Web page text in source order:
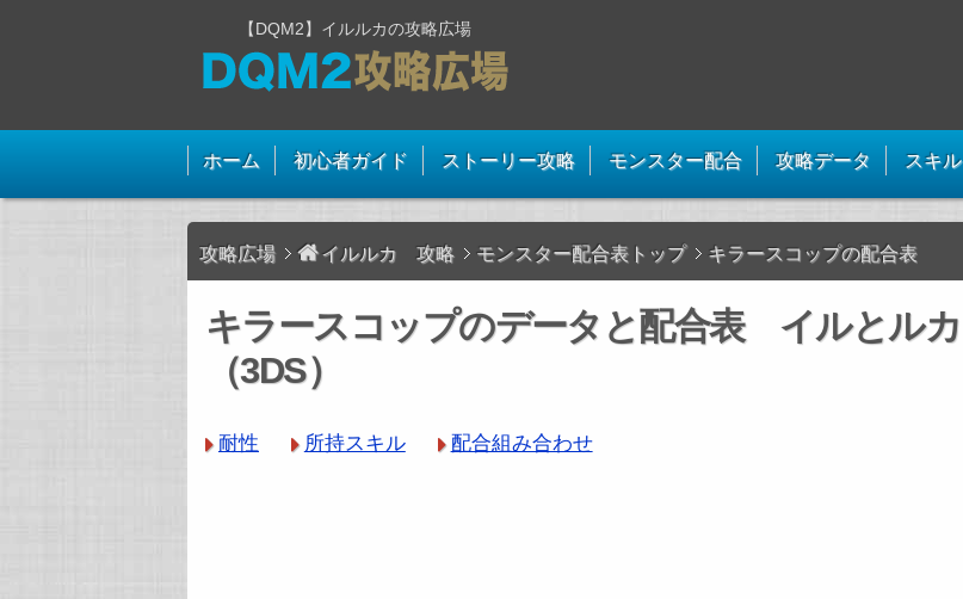
【DQM2】イルルカの攻略広場
ホーム 初心者ガイド ストーリー攻略 モンスター配合 攻略データ スキル
攻略広場 イルルカ 攻略 モンスター配合表トップ キラースコップの配合表
キラースコップのデータと配合表 イルとルカ
（3DS）
耐性 所持スキル 配合組み合わせ